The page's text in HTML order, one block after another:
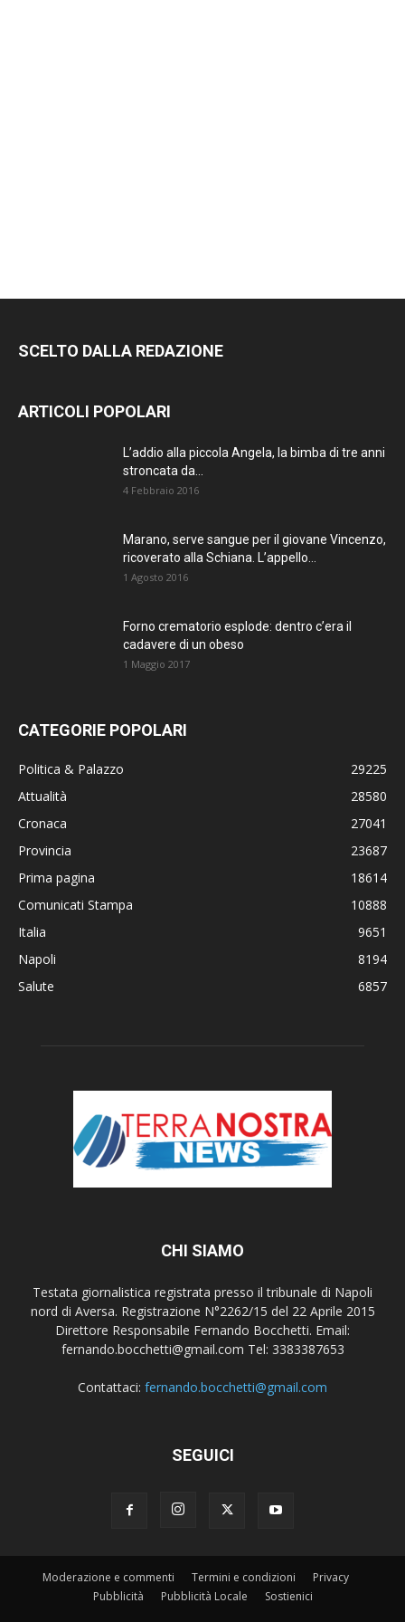
SCELTO DALLA REDAZIONE
ARTICOLI POPOLARI
L’addio alla piccola Angela, la bimba di tre anni
stroncata da...
4 Febbraio 2016
Marano, serve sangue per il giovane Vincenzo,
ricoverato alla Schiana. L’appello...
1 Agosto 2016
Forno crematorio esplode: dentro c’era il
cadavere di un obeso
1 Maggio 2017
CATEGORIE POPOLARI
Politica & Palazzo
29225
Attualità
28580
Cronaca
27041
Provincia
23687
Prima pagina
18614
Comunicati Stampa
10888
Italia
9651
Napoli
8194
Salute
6857
CHI SIAMO
Testata giornalistica registrata presso il tribunale di Napoli
nord di Aversa. Registrazione N°2262/15 del 22 Aprile 2015
Direttore Responsabile Fernando Bocchetti. Email:
fernando.bocchetti@gmail.com Tel: 3383387653
Contattaci: fernando.bocchetti@gmail.com
SEGUICI
Moderazione e commenti Termini e condizioni
Privacy
Pubblicità
Pubblicità Locale Sostienici
RIMANI
AGGIORNATO.
METTI UN
MI PIACE!
DIVENTA FAN DI
TERRANOSTRA NEWS
SU FACEBOOK